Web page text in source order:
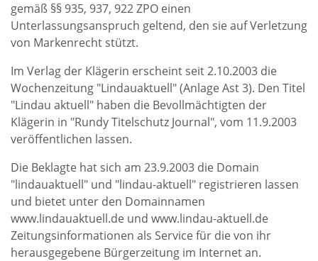
gemäß §§ 935, 937, 922 ZPO einen
Unterlassungsanspruch geltend, den sie auf Verletzung
von Markenrecht stützt.
Im Verlag der Klägerin erscheint seit 2.10.2003 die
Wochenzeitung "Lindauaktuell" (Anlage Ast 3). Den Titel
"Lindau aktuell" haben die Bevollmächtigten der
Klägerin in "Rundy Titelschutz Journal", vom 11.9.2003
veröffentlichen lassen.
Die Beklagte hat sich am 23.9.2003 die Domain
"lindauaktuell" und "lindau-aktuell" registrieren lassen
und bietet unter den Domainnamen
www.lindauaktuell.de und www.lindau-aktuell.de
Zeitungsinformationen als Service für die von ihr
herausgegebene Bürgerzeitung im Internet an.